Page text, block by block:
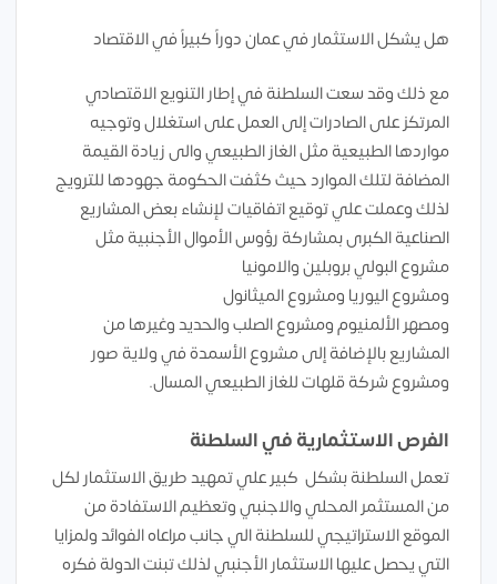
هل يشكل الاستثمار في عمان دوراً كبيراً في الاقتصاد
مع ذلك وقد سعت السلطنة في إطار التنويع الاقتصادي
المرتكز على الصادرات إلى العمل على استغلال وتوجيه
مواردها الطبيعية مثل الغاز الطبيعي والى زيادة القيمة
المضافة لتلك الموارد حيث كثفت الحكومة جهودها للترويج
لذلك وعملت علي توقيع اتفاقيات لإنشاء بعض المشاريع
الصناعية الكبرى بمشاركة رؤوس الأموال الأجنبية مثل
مشروع البولي بروبلين والامونيا
ومشروع اليوريا ومشروع الميثانول
ومصهر الألمنيوم ومشروع الصلب والحديد وغيرها من
المشاريع بالإضافة إلى مشروع الأسمدة في ولاية صور
ومشروع شركة قلهات للغاز الطبيعي المسال.
الفرص الاستثمارية في السلطنة
تعمل السلطنة بشكل كبير علي تمهيد طريق الاستثمار لكل
من المستثمر المحلي والاجنبي وتعظيم الاستفادة من
الموقع الاستراتيجي للسلطنة الي جانب مراعاه الفوائد ولمزايا
التي يحصل عليها الاستثمار الأجنبي لذلك تبنت الدولة فكره